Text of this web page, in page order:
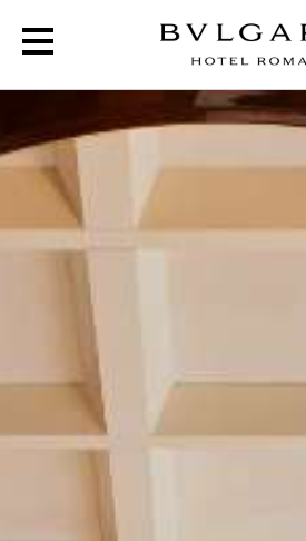
Il Ristorante -